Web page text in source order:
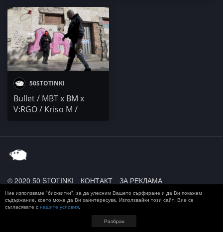
VIX8T8 / KSIOR / Duli &
Mati
50STOTINKI
Bullet / MBT x BM x
V:RGO / Kriso M /
I.N.I.
© 2020 50 STOTINKI КОНТАКТ
ЗА РЕКЛАМА
ДОСТАВКА, ЗАПЛАЩАНЕ И ВРЪЩАНЕ
ПОВЕРИТЕЛНОСТ
TERMS AND CONDITIONS
Ние използваме "бисквитки", за да улесним Вашето сърфиране и да Ви покажем
съдържание, което може да Ви заинтересува. Използвайки този сайт, Вие се
съгласявате с нашите условия.
Разбрах